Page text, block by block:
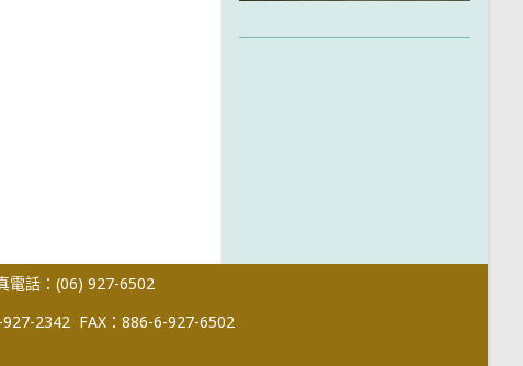
電話：(06) 927-6502
2342 FAX：886-6-927-6502